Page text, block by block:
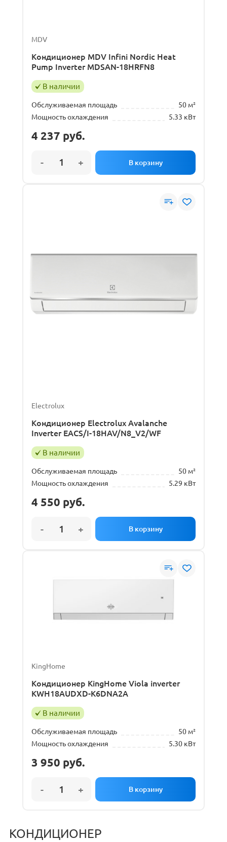
MDV
Кондиционер MDV Infini Nordic Heat
Pump Inverter MDSAN-18HRFN8
В наличии
Обслуживаемая площадь
50 м²
Мощность охлаждения
5.33 кВт
4 237 руб.
Electrolux
Кондиционер Electrolux Avalanche
Inverter EACS/I-18HAV/N8_V2/WF
В наличии
Обслуживаемая площадь
50 м²
Мощность охлаждения
5.29 кВт
4 550 руб.
KingHome
Кондиционер KingHome Viola inverter
KWH18AUDXD-K6DNA2A
В наличии
Обслуживаемая площадь
50 м²
Мощность охлаждения
5.30 кВт
3 950 руб.
КОНДИЦИОНЕР